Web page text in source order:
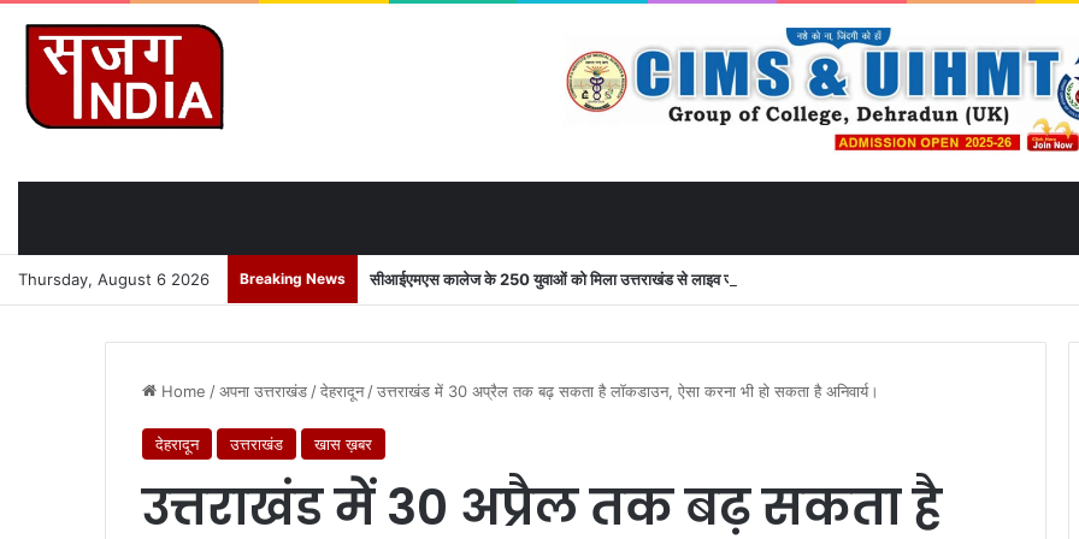
Thursday, August 6 2026 Breaking News सीआईएमएस कालेज के 250 युवाओं को मिला उत्तराखंड से लाइव जुड़ने का मौका
Home /अपना उत्तराखंड /देहरादून /उत्तराखंड में 30 अप्रैल तक बढ़ सकता है लॉकडाउन, ऐसा करना भी हो सकता है अनिवार्य।
देहरादून उत्तराखंड खास ख़बर
उत्तराखंड में 30 अप्रैल तक बढ़ सकता है